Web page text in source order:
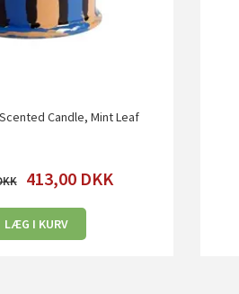
Candle, Mint Leaf
413,00 DKK
LÆG I KURV